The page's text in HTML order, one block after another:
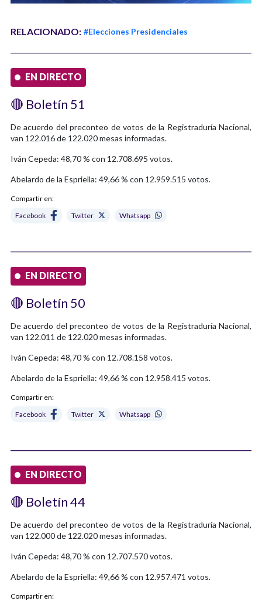
RELACIONADO: #Elecciones Presidenciales
EN DIRECTO
🔴 Boletín 51
De acuerdo del preconteo de votos de la Registraduría Nacional,
van 122.016 de 122.020 mesas informadas.
Iván Cepeda: 48,70 % con 12.708.695 votos.
Abelardo de la Espriella: 49,66 % con 12.959.515 votos.
Compartir en:
Facebook
Twitter Whatsapp
EN DIRECTO
🔴 Boletín 50
De acuerdo del preconteo de votos de la Registraduría Nacional,
van 122.011 de 122.020 mesas informadas.
Iván Cepeda: 48,70 % con 12.708.158 votos.
Abelardo de la Espriella: 49,66 % con 12.958.415 votos.
Compartir en:
Facebook
Twitter Whatsapp
EN DIRECTO
🔴 Boletín 44
De acuerdo del preconteo de votos de la Registraduría Nacional,
van 122.000 de 122.020 mesas informadas.
Iván Cepeda: 48,70 % con 12.707.570 votos.
Abelardo de la Espriella: 49,66 % con 12.957.471 votos.
Compartir en: